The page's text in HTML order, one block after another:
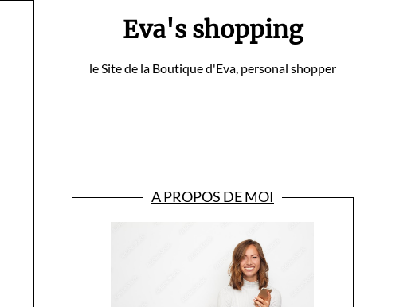
Eva's shopping
le Site de la Boutique d'Eva, personal shopper
A PROPOS DE MOI